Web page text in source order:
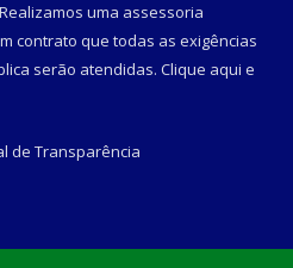
uma assessoria
contrato que todas as exigências
serão atendidas. Clique aqui e
de Transparência